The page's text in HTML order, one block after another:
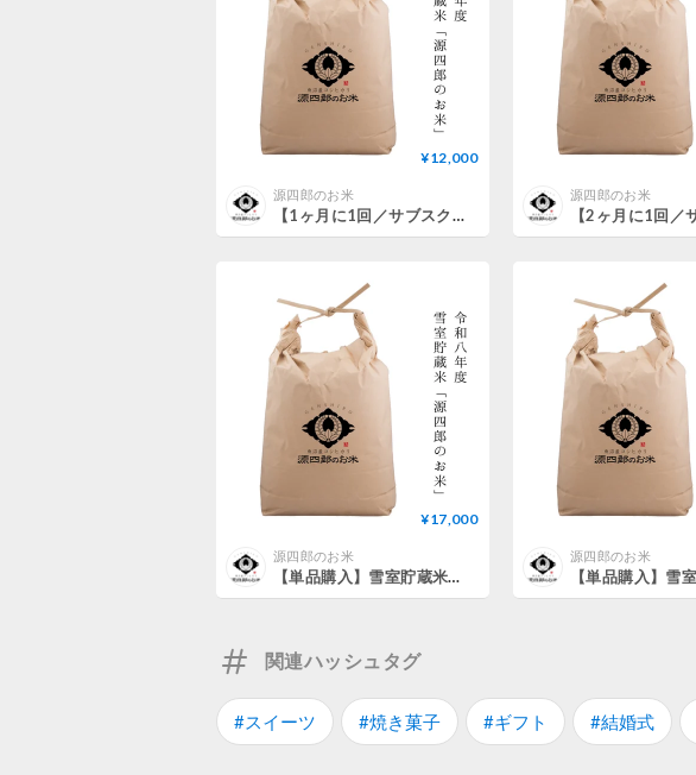
¥12,000
源四郎のお米
【1ヶ月に1回／サブスク】雪室貯蔵米「源四郎のお米」（新米15kg）
源四郎のお米
¥17,000
源四郎のお米
【単品購入】雪室貯蔵米「源四郎のお米」（新米20kg）
源四郎のお米
関連ハッシュタグ
#スイーツ #焼き菓子 #ギフト #結婚式